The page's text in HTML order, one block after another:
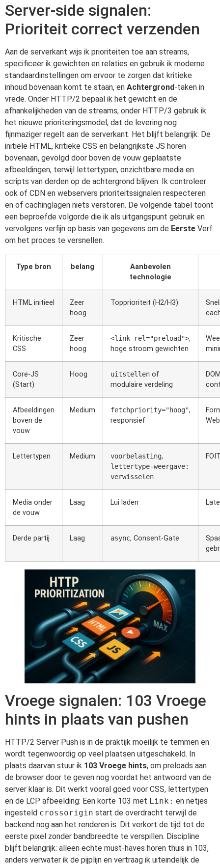
Server-side signalen:
Prioriteit correct verzenden
Aan de serverkant wijs ik prioriteiten toe aan streams,
specificeer ik gewichten en relaties en gebruik ik moderne
standaardinstellingen om ervoor te zorgen dat kritieke
inhoud bovenaan komt te staan, en Achtergrond-taken in
vrede. Onder HTTP/2 bepaal ik het gewicht en de
afhankelijkheden van de streams; onder HTTP/3 gebruik ik
het nieuwe prioriteringsmodel, dat de levering nog
fijnmaziger regelt aan de serverkant. Het blijft belangrijk: De
initiële HTML, kritieke CSS en belangrijkste JS horen
bovenaan, gevolgd door boven de vouw geplaatste
afbeeldingen, terwijl lettertypen, onzichtbare media en
scripts van derden op de achtergrond blijven. Ik controleer
ook of CDN en webservers prioriteitssignalen respecteren
en of cachinglagen niets verstoren. De volgende tabel toont
een beproefde volgorde die ik als uitgangspunt gebruik en
vervolgens verfijn op basis van gegevens om de Eerste Verf
om het proces te versnellen.
Type bron belang
Aanbevolen
technologie
HTML initieel
Zeer
hoog
Topprioriteit (H2/H3)
Kritische
CSS
Zeer
hoog
<link rel="preload">,
hoge stroom gewichten
Core-JS
(Start)
Hoog uitstellen of
modulaire verdeling
Afbeeldingen
boven de
vouw
Medium fetchpriority="hoog",
responsief
Lettertypen Medium voorbelasting,
lettertype-weergave:
verwisselen
Media onder
de vouw
Laag Lui laden
Derde partij Laag async, Consent-Gate
Vroege signalen: 103 Vroege
hints in plaats van pushen
HTTP/2 Server Push is in de praktijk moeilijk te temmen en
wordt tegenwoordig op veel plaatsen uitgeschakeld. In
plaats daarvan stuur ik 103 Vroege hints, om preloads aan
de browser door te geven nog voordat het antwoord van de
server klaar is. Dit werkt vooral goed voor CSS, lettertypen
en de LCP afbeelding: Een korte 103 met Link: en netjes
ingesteld crossorigin start de overdracht terwijl de
backend nog aan het renderen is. Dit verkort de tijd tot de
eerste pixel zonder bandbreedte te verspillen. Discipline
blijft belangrijk: alleen echte must-haves horen thuis in 103,
anders verwater ik de pijplijn en vertraag ik uiteindelijk de